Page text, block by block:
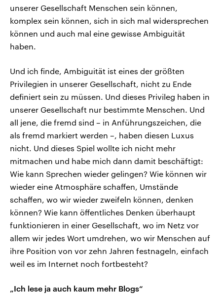
unserer Gesellschaft Menschen sein können,
komplex sein können, sich in sich mal widersprechen
können und auch mal eine gewisse Ambiguität
haben.
Und ich finde, Ambiguität ist eines der größten
Privilegien in unserer Gesellschaft, nicht zu Ende
definiert sein zu müssen. Und dieses Privileg haben in
unserer Gesellschaft nur bestimmte Menschen. Und
all jene, die fremd sind – in Anführungszeichen, die
als fremd markiert werden –, haben diesen Luxus
nicht. Und dieses Spiel wollte ich nicht mehr
mitmachen und habe mich dann damit beschäftigt:
Wie kann Sprechen wieder gelingen? Wie können wir
wieder eine Atmosphäre schaffen, Umstände
schaffen, wo wir wieder zweifeln können, denken
können? Wie kann öffentliches Denken überhaupt
funktionieren in einer Gesellschaft, wo im Netz vor
allem wir jedes Wort umdrehen, wo wir Menschen auf
ihre Position von vor zehn Jahren festnageln, einfach
weil es im Internet noch fortbesteht?
„Ich lese ja auch kaum mehr Blogs“